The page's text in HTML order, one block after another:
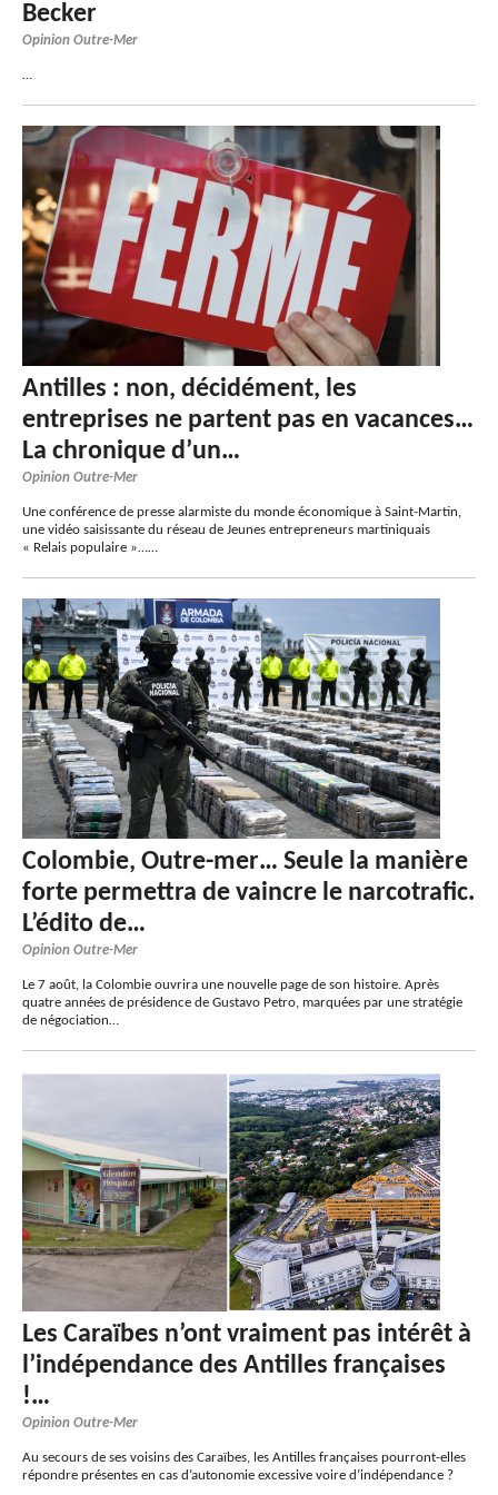
Becker
Opinion Outre-Mer
…
Antilles : non, décidément, les
entreprises ne partent pas en vacances…
La chronique d’un…
Opinion Outre-Mer
Une conférence de presse alarmiste du monde économique à Saint-Martin,
une vidéo saisissante du réseau de Jeunes entrepreneurs martiniquais
« Relais populaire »……
Colombie, Outre-mer… Seule la manière
forte permettra de vaincre le narcotrafic.
L’édito de…
Opinion Outre-Mer
Le 7 août, la Colombie ouvrira une nouvelle page de son histoire. Après
quatre années de présidence de Gustavo Petro, marquées par une stratégie
de négociation…
Les Caraïbes n’ont vraiment pas intérêt à
l’indépendance des Antilles françaises
!…
Opinion Outre-Mer
Au secours de ses voisins des Caraïbes, les Antilles françaises pourront-elles
répondre présentes en cas d’autonomie excessive voire d’indépendance ?